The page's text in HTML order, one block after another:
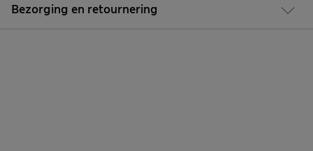
Bezorging en retournering